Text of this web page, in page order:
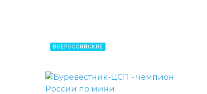
ВСЕРОССИЙСКИЕ